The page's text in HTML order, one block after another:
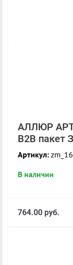
АЛЛЮР АРТ
B2B пакет
Артикул:
В наличии
764.00 руб.